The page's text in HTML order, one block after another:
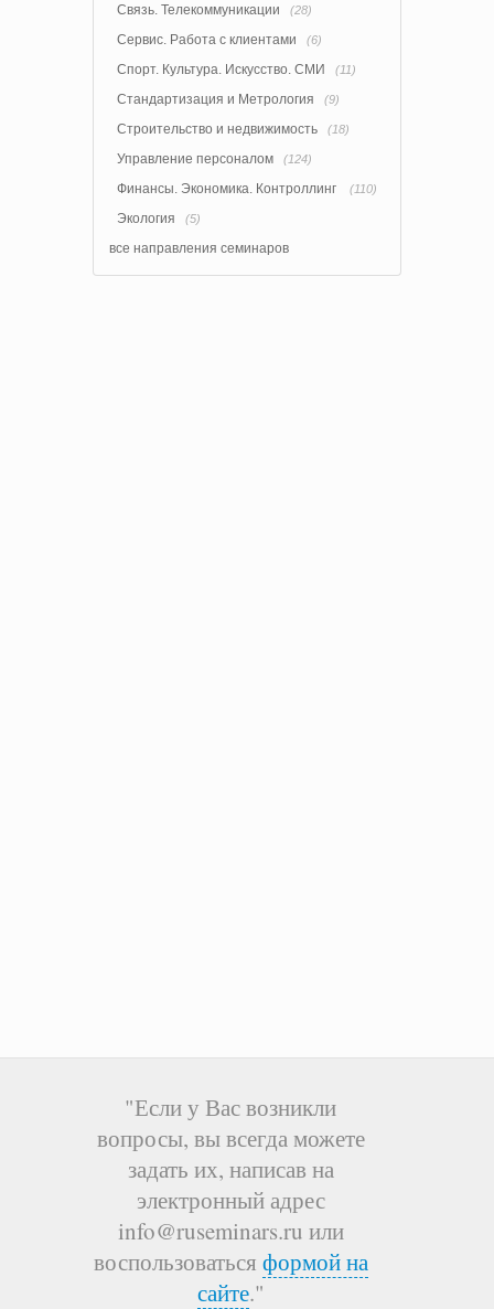
Связь. Телекоммуникации (28)
Сервис. Работа с клиентами (6)
Спорт. Культура. Искусство. СМИ (11)
Стандартизация и Метрология (9)
Строительство и недвижимость (18)
Управление персоналом (124)
Финансы. Экономика. Контроллинг (110)
Экология (5)
все направления семинаров
"Если у Вас возникли
вопросы, вы всегда можете
задать их, написав на
электронный адрес
info@ruseminars.ru или
воспользоваться формой на
сайте."